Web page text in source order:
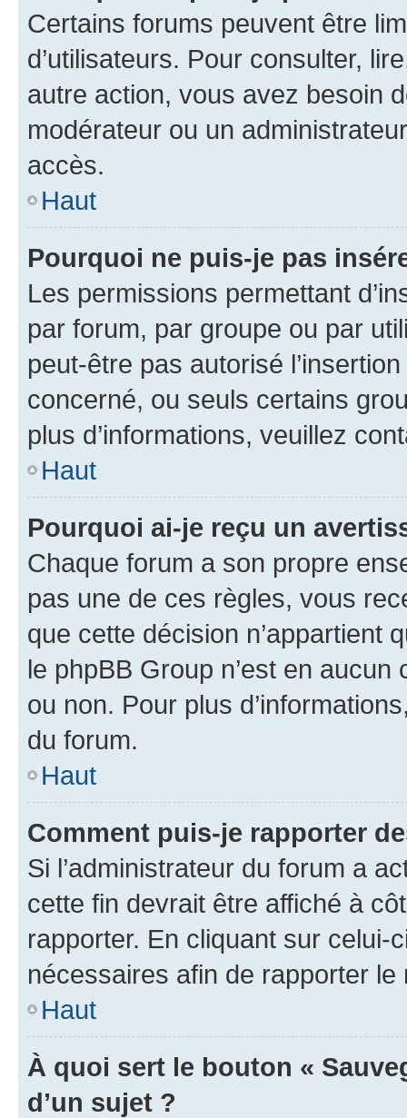
Certains forums peuvent être
d’utilisateurs. Pour consulter,
autre action, vous avez besoin
modérateur ou un
accès.
Haut
Pourquoi ne puis-je pas
Les permissions permettant
par forum, par groupe ou par
peut-être pas autorisé
concerné, ou seuls certains
plus d’informations, veuillez
Haut
Pourquoi ai-je reçu un
Chaque forum a son propre
pas une de ces règles, vous
que cette décision n’appartient
le phpBB Group n’est en
ou non. Pour plus
du forum.
Haut
Comment puis-je rapporter
Si l’administrateur du forum a
cette fin devrait être affiché à
rapporter. En cliquant sur
nécessaires afin de rapporter le
Haut
À quoi sert le bouton «
d’un sujet ?